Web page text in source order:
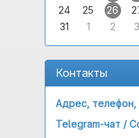
24
25 26
31
1 2 3
Контакты
Адрес, телефон,
Telegram-чат /